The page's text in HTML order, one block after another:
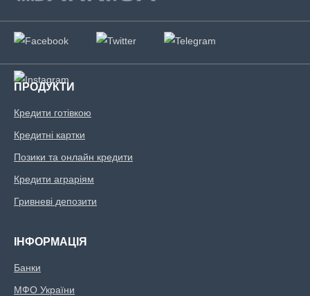
Вік позичальника
ПРОДУКТИ
Кредити готівкою
Кредитні картки
Позики та онлайн кредити
Кредити аграріям
Гривневі депозити
ІНФОРМАЦІЯ
Банки
МФО України